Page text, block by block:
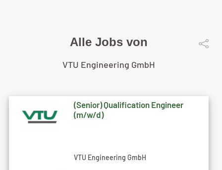
Alle Jobs von
VTU Engineering GmbH
(Senior) Qualification Engineer
(m/w/d)
VTU Engineering GmbH